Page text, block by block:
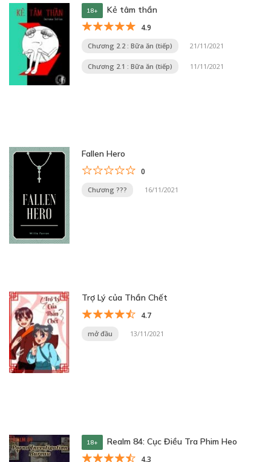
18+ Kẻ tâm thần
4.9
Chương 2.2 : Bữa ăn (tiếp) 21/11/2021
Chương 2.1 : Bữa ăn (tiếp) 11/11/2021
Fallen Hero
0
Chương ??? 16/11/2021
Trợ Lý của Thần Chết
4.7
mở đầu 13/11/2021
18+ Realm 84: Cục Điều Tra Phim Heo
4.3